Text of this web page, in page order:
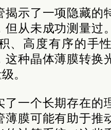
揭示了一项隐藏的
但从未成功测量过
、高度有序的手
这种晶体薄膜转换
。
了一个长期存在的
薄膜可能有助于推